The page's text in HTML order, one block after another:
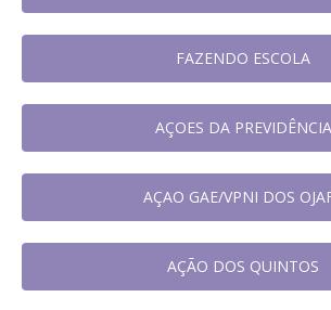
FAZENDO ESCOLA
AÇOES DA PREVIDÊNCIA
AÇAO GAE/VPNI DOS
AÇÃO DOS QUINTOS